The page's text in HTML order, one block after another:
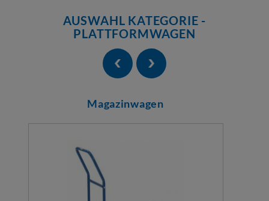
AUSWAHL KATEGORIE -
PLATTFORMWAGEN
Magazinwagen